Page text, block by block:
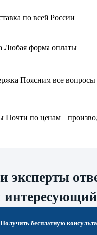
по всей России
Любая форма оплаты
Поясним все вопросы
Почти по ценам
эксперты
Получить бесплатную